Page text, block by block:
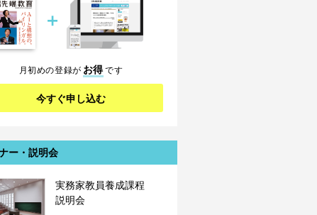
＋
月初めの登録が お得です
今すぐ申し込む
ー・説明会
実務家教員養成課程
説明会